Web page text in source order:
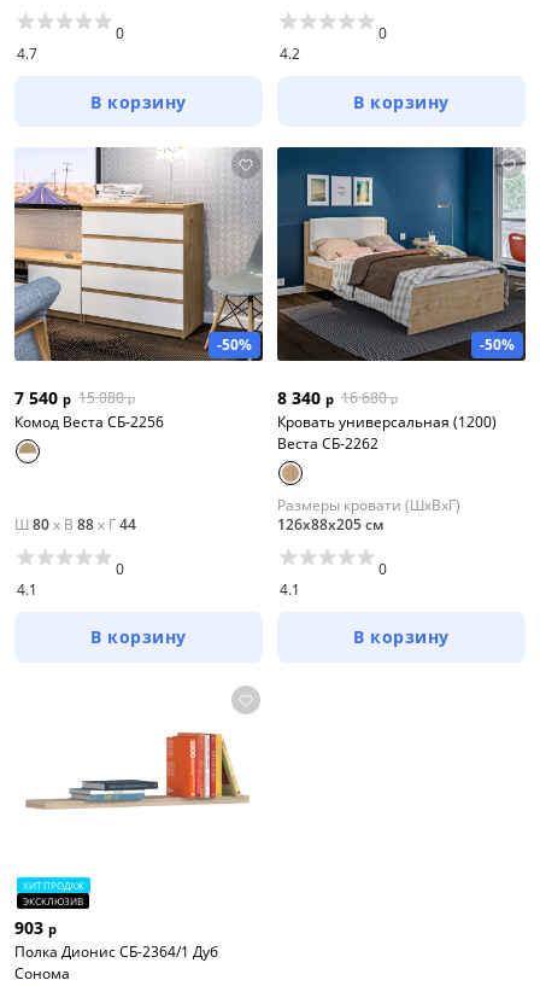
4.7
0
В корзину
4.2
0
В корзину
-50%
7 540 р 15 080 р
Комод Веста СБ-2256
Ш 80x В 88x Г44
4.1
0
В корзину
-50%
8 340 р 16 680 р
Кровать универсальная (1200)
Веста СБ-2262
Размеры кровати (ШхВхГ)
126х88х205 см
4.1
0
В корзину
ХИТ ПРОДАЖ
ЭКСКЛЮЗИВ
903 р
Полка Дионис СБ-2364/1 Дуб
Сонома